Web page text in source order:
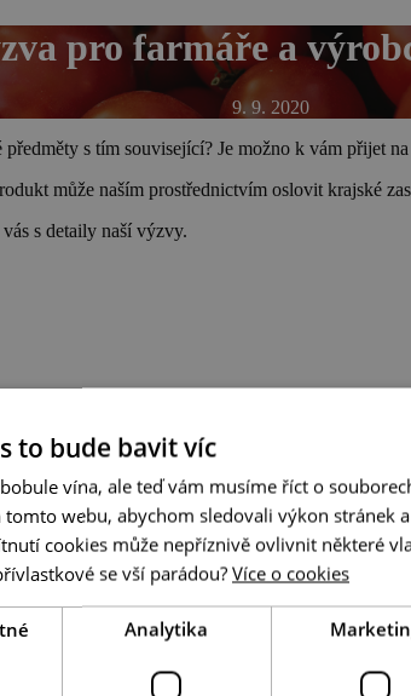
pro farmáře a
9. 9. 2020
s tím související? Je možno k vám přijet
může naším prostřednictvím oslovit krajské
vás s detaily naší výzvy.
České republiky z programu Ministerstva
to bude bavit víc
vína, ale teď vám musíme říct o
tomto webu, abychom sledovali výkon stránek
cookies může nepříznivě ovlivnit některé
se vší parádou? Více o cookies
Analytika